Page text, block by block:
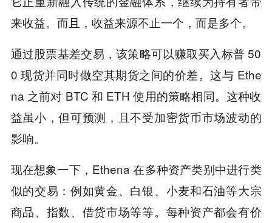
来收益。而且，收益来源不止一个，而是多个。
通过股票基差交易，该策略可以赚取买入标普 50
0 现货并同时做空其期货之间的价差。这与 Ethe
na 之前对 BTC 和 ETH 使用的策略相同。这种收
益虽小，但可预测，且不受加密货币市场波动的
影响。
现在想象一下，Ethena 在多种资产类别中进行类
似的交易：例如黄金、白银、小麦和石油等大宗
商品、指数、借贷市场等等。每种资产都会有价